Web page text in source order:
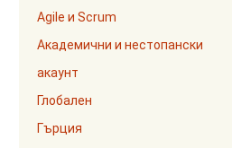
Agile и Scrum
Академични и нестопански
акаунт
Глобален
Гърция